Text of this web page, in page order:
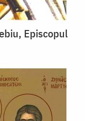
Episcopul